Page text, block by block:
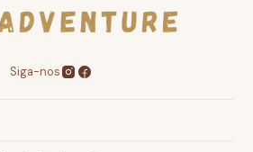
Siga-nos